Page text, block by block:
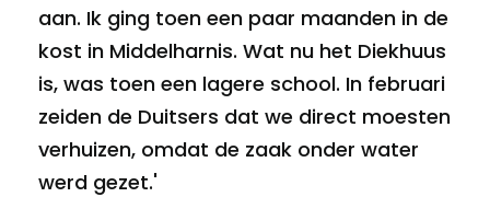
aan. Ik ging toen een paar maanden in de
kost in Middelharnis. Wat nu het Diekhuus
is, was toen een lagere school. In februari
zeiden de Duitsers dat we direct moesten
verhuizen, omdat de zaak onder water
werd gezet.'